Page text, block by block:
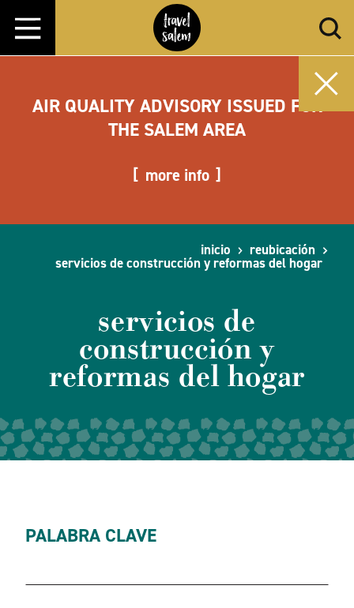
Ir al contenido
AIR QUALITY ADVISORY ISSUED FOR
THE SALEM AREA
more info
inicio reubicación
servicios de construcción y reformas del hogar
servicios de
construcción y
reformas del hogar
PALABRA CLAVE